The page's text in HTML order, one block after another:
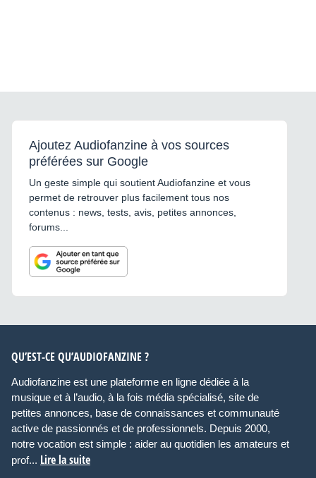
Ajoutez Audiofanzine à vos sources
préférées sur Google
Un geste simple qui soutient Audiofanzine et vous
permet de retrouver plus facilement tous nos
contenus : news, tests, avis, petites annonces,
forums...
QU’EST-CE QU’AUDIOFANZINE ?
Audiofanzine est une plateforme en ligne dédiée à la
musique et à l’audio, à la fois média spécialisé, site de
petites annonces, base de connaissances et communauté
active de passionnés et de professionnels. Depuis 2000,
notre vocation est simple : aider au quotidien les amateurs et
prof... Lire la suite